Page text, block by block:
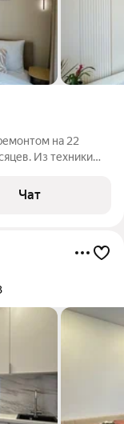
на 22
Из техники
Чат